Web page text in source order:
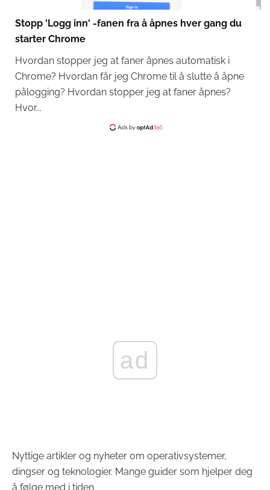
Stopp 'Logg inn' -fanen fra å åpnes hver gang du
starter Chrome
Hvordan stopper jeg at faner åpnes automatisk i
Chrome? Hvordan får jeg Chrome til å slutte å åpne
pålogging? Hvordan stopper jeg at faner åpnes?
Hvor...
ad
Nyttige artikler og nyheter om operativsystemer,
dingser og teknologier. Mange guider som hjelper deg
å følge med i tiden